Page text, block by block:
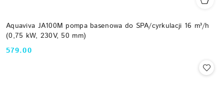
Aquaviva JA100M pompa basenowa do SPA/cyrkulacji 16 m³/h
(0,75 kW, 230V, 50 mm)
Cena:
579.00